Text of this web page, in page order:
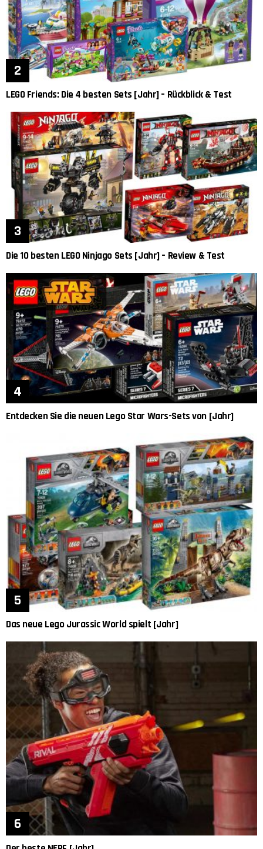
LEGO Friends: Die 4 besten Sets [Jahr] – Rückblick & Test
Die 10 besten LEGO Ninjago Sets [Jahr] – Review & Test
Entdecken Sie die neuen Lego Star Wars-Sets von [Jahr]
Das neue Lego Jurassic World spielt [Jahr]